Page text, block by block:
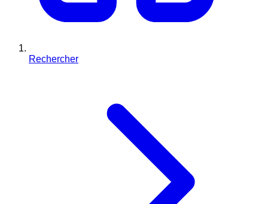
Rechercher